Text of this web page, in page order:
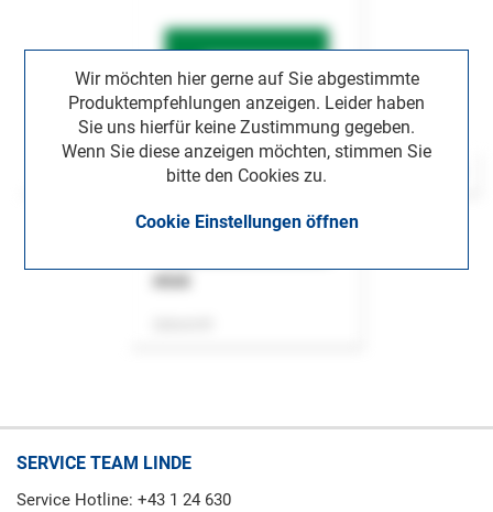
Wir möchten hier gerne auf Sie abgestimmte
Produktempfehlungen anzeigen. Leider haben
Sie uns hierfür keine Zustimmung gegeben.
Wenn Sie diese anzeigen möchten, stimmen Sie
bitte den Cookies zu.
Cookie Einstellungen öffnen
SERVICE TEAM LINDE
Service Hotline: +43 1 24 630